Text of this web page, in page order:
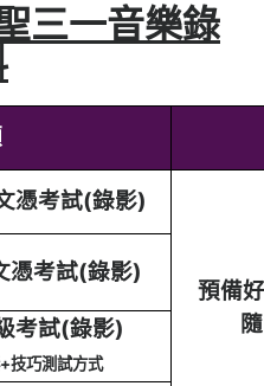
三一音樂錄
憑考試(錄影)
預備
憑考試(錄影)
考試(錄影)
技巧測試方式